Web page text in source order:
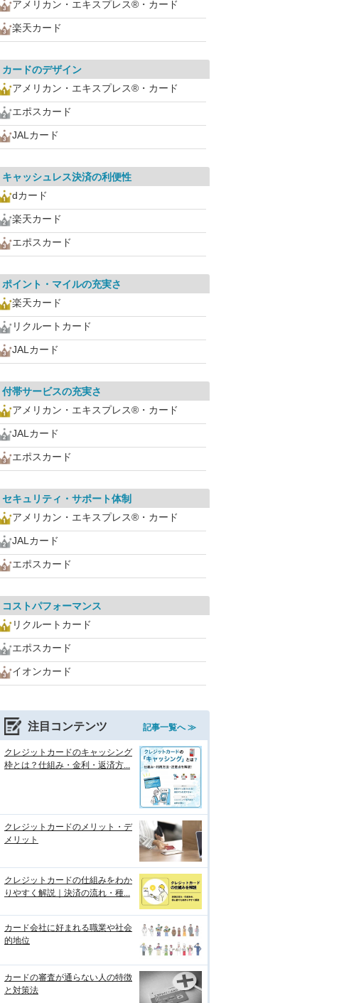
アメリカン・エキスプレス®・カード
楽天カード
カードのデザイン
アメリカン・エキスプレス®・カード
エポスカード
JALカード
キャッシュレス決済の利便性
dカード
楽天カード
エポスカード
ポイント・マイルの充実さ
楽天カード
リクルートカード
JALカード
付帯サービスの充実さ
アメリカン・エキスプレス®・カード
JALカード
エポスカード
セキュリティ・サポート体制
アメリカン・エキスプレス®・カード
JALカード
エポスカード
コストパフォーマンス
リクルートカード
エポスカード
イオンカード
注目コンテンツ 記事一覧へ ≫
クレジットカードのキャッシング
枠とは？仕組み・金利・返済方...
クレジットカードのメリット・デ
メリット
クレジットカードの仕組みをわか
りやすく解説｜決済の流れ・種...
カード会社に好まれる職業や社会
的地位
カードの審査が通らない人の特徴
と対策法